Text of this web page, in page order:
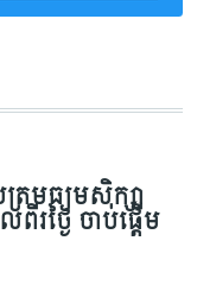
រមធ្យមសិក្សា
ថ្ងៃ ចាប់ផ្តើម